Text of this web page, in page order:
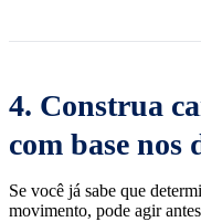
4. Construa
com base nos
Se você já sabe que
movimento, pode agir